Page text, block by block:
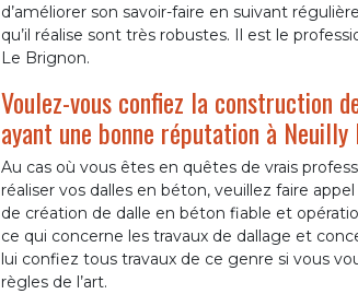
d’améliorer son savoir-faire en suivant
qu’il réalise sont très robustes. Il est le
Le Brignon.
Voulez-vous confiez la construction
ayant une bonne réputation à
Au cas où vous êtes en quêtes de vrais
réaliser vos dalles en béton, veuillez faire
de création de dalle en béton fiable et
ce qui concerne les travaux de dallage et
lui confiez tous travaux de ce genre si vous
règles de l’art.